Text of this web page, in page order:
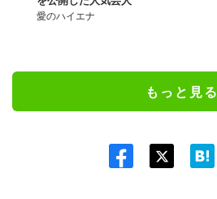
愛のハイエナ
もっと見る